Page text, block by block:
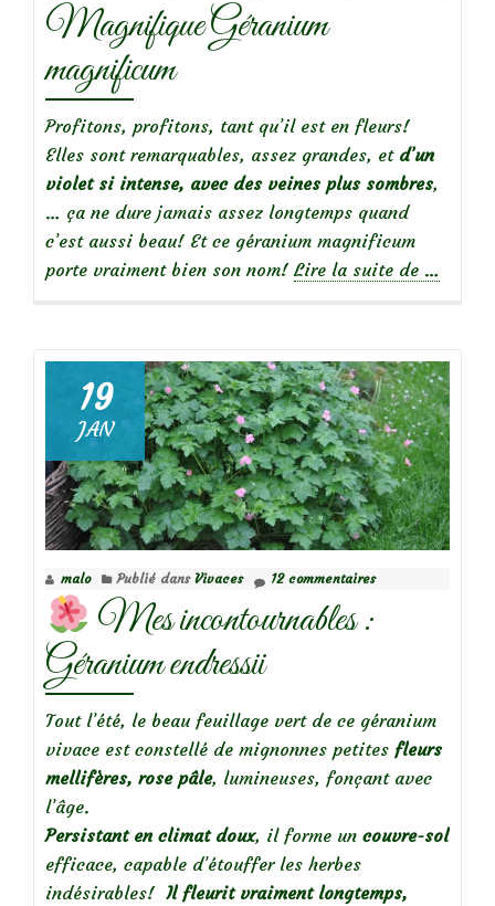
Magnifique Géranium
magnificum
Profitons, profitons, tant qu’il est en fleurs!
Elles sont remarquables, assez grandes, et d’un
violet si intense, avec des veines plus sombres,
… ça ne dure jamais assez longtemps quand
c’est aussi beau! Et ce géranium magnificum
porte vraiment bien son nom! Lire la suite de à
…
19
JAN
malo Publié dans Vivaces 12 commentaires
Mes incontournables :
Géranium endressii
Tout l’été, le beau feuillage vert de ce géranium
vivace est constellé de mignonnes petites fleurs
mellifères, rose pâle, lumineuses, fonçant avec
l’âge.
Persistant en climat doux, il forme un couvre-sol
efficace, capable d’étouffer les herbes
indésirables! Il fleurit vraiment longtemps,